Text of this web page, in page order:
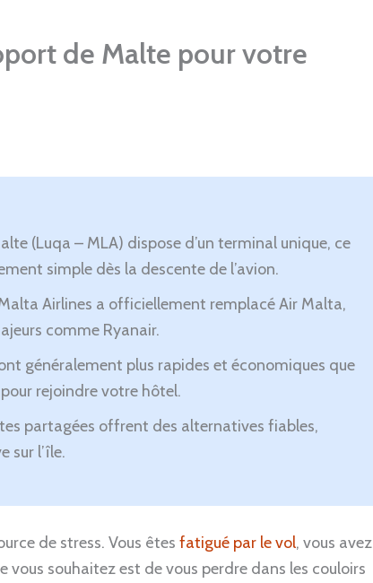
de Malte pour votre
(Luqa – MLA) dispose d’un terminal unique, ce
simple dès la descente de l’avion.
Airlines a officiellement remplacé Air Malta,
comme Ryanair.
généralement plus rapides et économiques que
rejoindre votre hôtel.
partagées offrent des alternatives fiables,
sur l’île.
de stress. Vous êtes fatigué par le vol, vous avez
vous souhaitez est de vous perdre dans les couloirs